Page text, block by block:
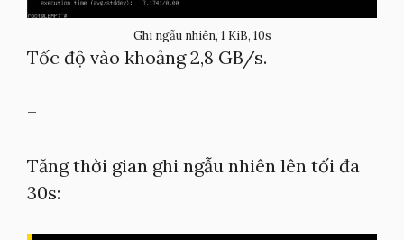
Ghi ngẫu nhiên, 1 KiB, 10s
Tốc độ vào khoảng 2,8 GB/s.
–
Tăng thời gian ghi ngẫu nhiên lên tối đa
30s: